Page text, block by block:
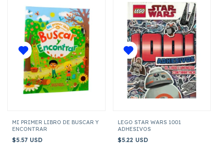
MI PRIMER LIBRO DE BUSCAR Y
ENCONTRAR
$5.57 USD
LEGO STAR WARS 1001
ADHESIVOS
$5.22 USD